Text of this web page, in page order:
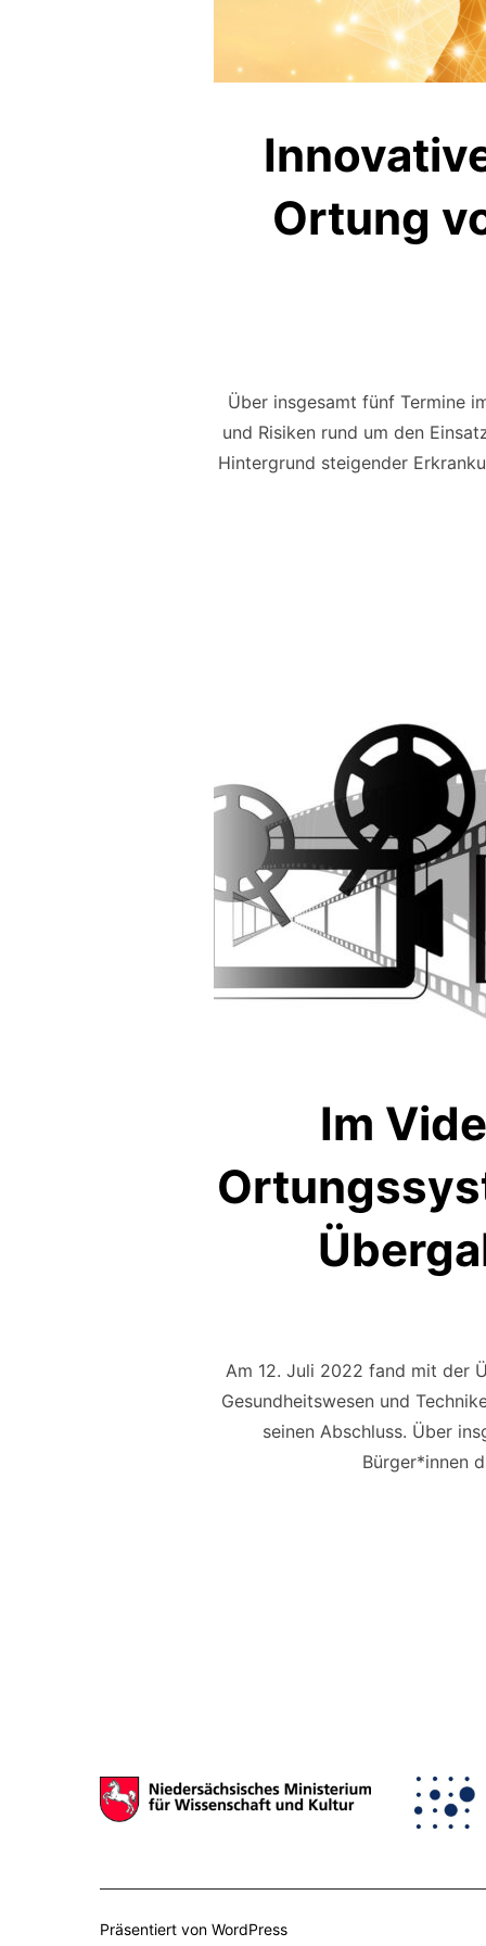
Ortung
Über insgesamt fünf Termine
und Risiken rund um den
Hintergrund steigender
Im
Am 12. Juli 2022 fand mit der
Gesundheitswesen und
seinen Abschluss. Über
Bürger*innen
Präsentiert von WordPress